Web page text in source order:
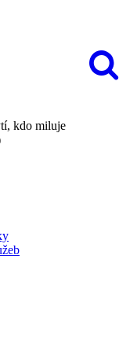
kdo miluje